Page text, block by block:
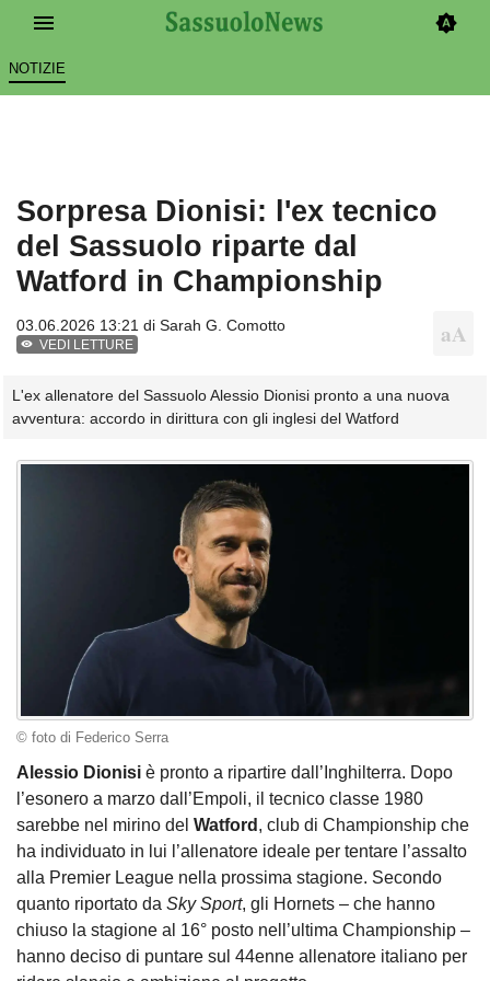
NOTIZIE
Sorpresa Dionisi: l'ex tecnico
del Sassuolo riparte dal
Watford in Championship
03.06.2026 13:21 di Sarah G. Comotto
VEDI LETTURE
L'ex allenatore del Sassuolo Alessio Dionisi pronto a una nuova
avventura: accordo in dirittura con gli inglesi del Watford
© foto di Federico Serra
Alessio Dionisi è pronto a ripartire dall’Inghilterra. Dopo
l’esonero a marzo dall’Empoli, il tecnico classe 1980
sarebbe nel mirino del Watford , club di Championship che
ha individuato in lui l’allenatore ideale per tentare l’assalto
alla Premier League nella prossima stagione. Secondo
quanto riportato da Sky Sport, gli Hornets – che hanno
chiuso la stagione al 16° posto nell’ultima Championship –
hanno deciso di puntare sul 44enne allenatore italiano per